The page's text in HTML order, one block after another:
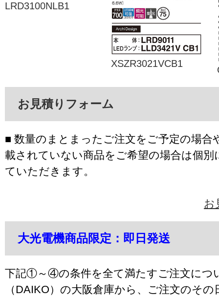
LRD3100NLB1
XSZR3021VCB1
お見積りフォーム
■ 数量のまとまったご注文をご予定の場合
載されていない商品をご希望の場合は個別
ていただきます。
お
大光電機商品限定：即日発送
下記①～④の条件を全て満たすご注文につ
（DAIKO）の大阪倉庫から、ご注文のそ